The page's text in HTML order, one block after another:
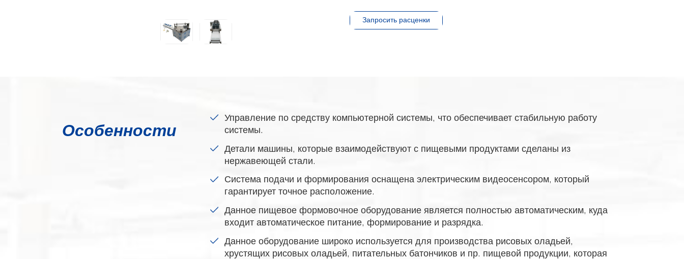
Запросить расценки
Особенности
Управление по средству компьютерной системы, что обеспечивает стабильную работу
системы.
Детали машины, которые взаимодействуют с пищевыми продуктами сделаны из
нержавеющей стали.
Система подачи и формирования оснащена электрическим видеосенсором, который
гарантирует точное расположение.
Данное пищевое формовочное оборудование является полностью автоматическим, куда
входит автоматическое питание, формирование и разрядка.
Данное оборудование широко используется для производства рисовых оладьей,
хрустящих рисовых оладьей, питательных батончиков и пр. пищевой продукции, которая